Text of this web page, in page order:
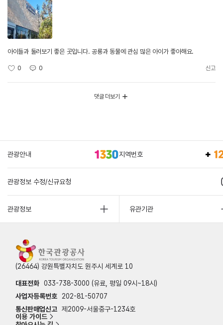
아이들과 둘러보기 좋은 곳입니다. 공룡과 동물에 관심 많은 아이가 좋아해요.
0 0 신고
댓글 더보기
관광안내 지역번호
관광정보 수정/신규요청
관광정보 유관기관
(26464) 강원특별자치도 원주시 세계로 10
대표전화 033-738-3000 (유료, 평일 09시~18시)
사업자등록번호
202-81-50707
통신판매업신고 제2009-서울중구-1234호
이용 가이드